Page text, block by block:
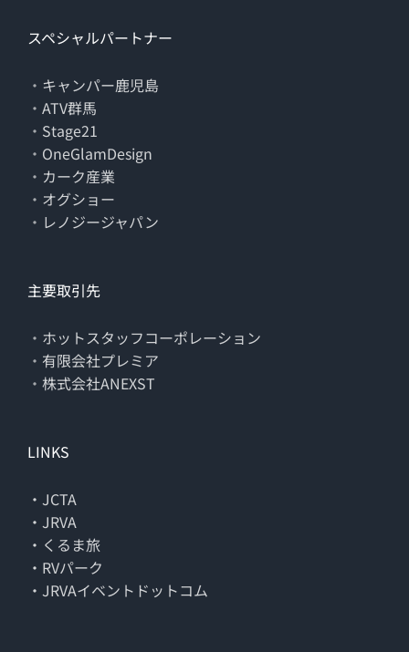
スペシャルパートナー
・ キャンパー鹿児島
・ ATV群馬
・ Stage21
・ OneGlamDesign
・ カーク産業
・ オグショー
・ レノジージャパン
主要取引先
・ ホットスタッフコーポレーション
・ 有限会社プレミア
・ 株式会社ANEXST
LINKS
・JCTA
・JRVA
・くるま旅
・RVパーク
・JRVAイベントドットコム